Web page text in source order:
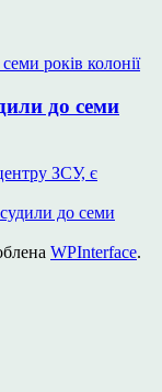
до семи
ЗСУ, є
до семи
WPInterface.